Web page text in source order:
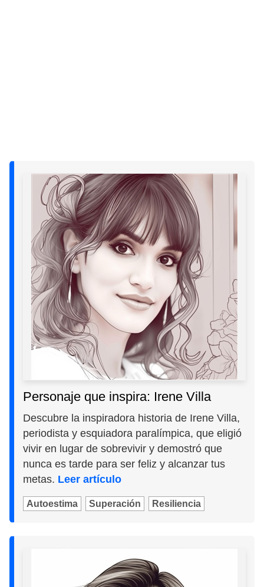
Personaje que inspira: Irene Villa
Descubre la inspiradora historia de Irene Villa,
periodista y esquiadora paralímpica, que eligió
vivir en lugar de sobrevivir y demostró que
nunca es tarde para ser feliz y alcanzar tus
metas. Leer artículo
Autoestima Superación Resiliencia